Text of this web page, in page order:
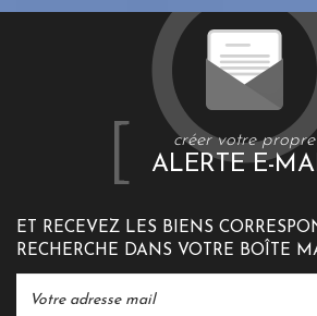
créer votre propre
ALERTE E-
ET RECEVEZ LES BIENS
RECHERCHE DANS VOTRE BOÎTE